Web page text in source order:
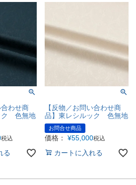
合わせ商
ク 色無地
税込
る
【反物／お問い合わせ商
品】東レシルック 色無地
お問合せ商品
価格： ¥55,000税込
カートに入れる